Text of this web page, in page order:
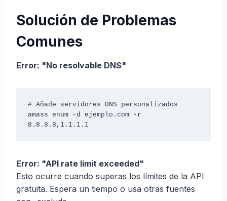
Solución de Problemas
Comunes
Error: "No resolvable DNS"
# Añade servidores DNS personalizados
amass enum -d ejemplo.com -r
8.8.8.8,1.1.1.1
Error: "API rate limit exceeded"
Esto ocurre cuando superas los límites de la API
gratuita. Espera un tiempo o usa otras fuentes